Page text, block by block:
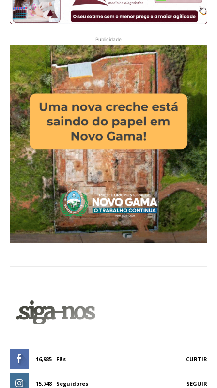
Publicidade
.siga-nos
16,985 Fãs CURTIR
15,748 Seguidores SEGUIR